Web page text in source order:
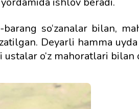
so‘zanalar bilan,
Deyarli hamma
ustalar o‘z mahoratlari